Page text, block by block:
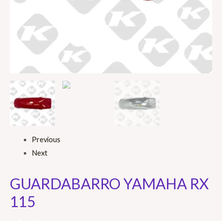
Previous
Next
GUARDABARRO YAMAHA RX
115